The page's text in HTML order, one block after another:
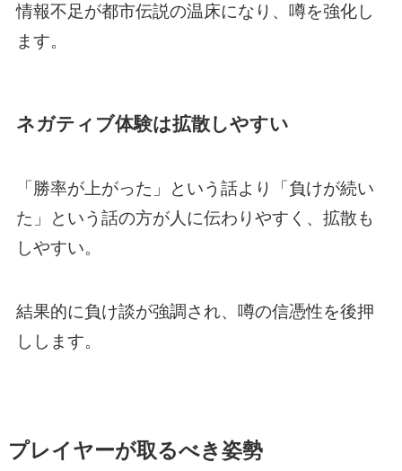
情報不足が都市伝説の温床になり、噂を強化し
ます。
ネガティブ体験は拡散しやすい
「勝率が上がった」という話より「負けが続い
た」という話の方が人に伝わりやすく、拡散も
しやすい。
結果的に負け談が強調され、噂の信憑性を後押
しします。
プレイヤーが取るべき姿勢